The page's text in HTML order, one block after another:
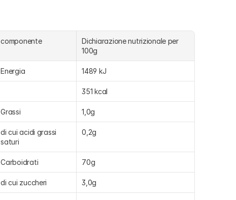
componente
Dichiarazione nutrizionale per
100g
Energia 1489 kJ
351 kcal
Grassi 1,0g
di cui acidi grassi
saturi
0,2g
Carboidrati 70g
di cui zuccheri 3,0g